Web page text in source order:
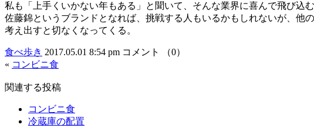
私も「上手くいかない年もある」と聞いて、そんな業界に喜んで飛び込
佐藤錦というブランドとなれば、挑戦する人もいるかもしれないが、他
考え出すと切なくなってくる。
食べ歩き 2017.05.01 8:54 pm コメント （0）
« コンビニ食
関連する投稿
コンビニ食
冷蔵庫の配置